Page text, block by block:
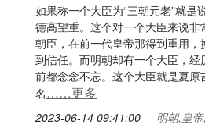
如果称一个大臣为“三朝元老”就是
德高望重。这个对一个大臣来说
朝臣，在前一代皇帝那得到重用
到信任。而明朝却有一个大臣，
前都念念不忘。这个大臣就是夏原
名……更多
2023-06-14 09:41:00 明朝,皇